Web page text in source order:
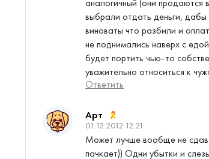
аналогичный (они продаются
выбрали отдать деньги,
виноваты что разбили и
не поднимались наверх с
будет портить чью-то
уважительно относиться к
Ответить
Арт
01.12.2012 12:21
Может лучше вообще не
пачкает)) Одни убытки и